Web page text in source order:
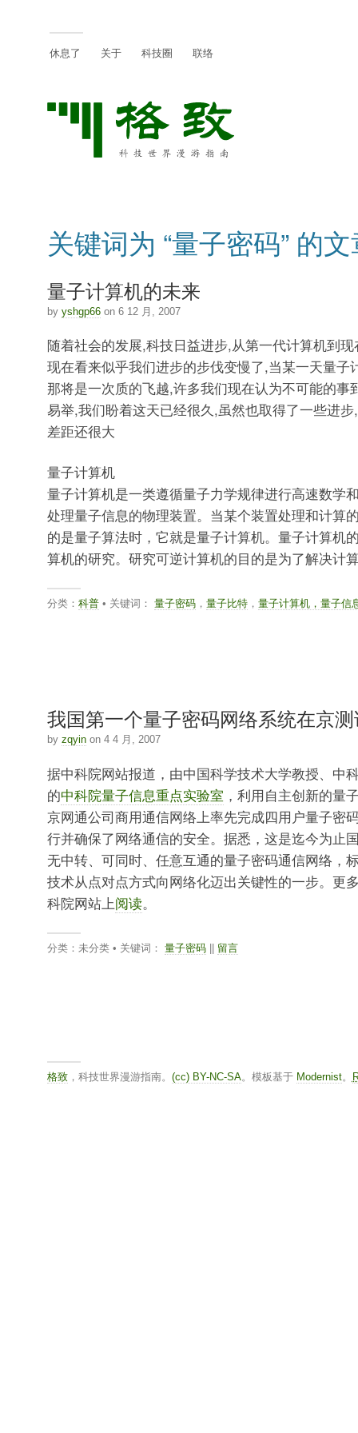
休息了 关于 科技圈 联络
关键词为 “量子密码” 的
量子计算机的未来
by yshgp66on 6 12 月, 2007
随着社会的发展,科技日益进步,从第一代计算机到
现在看来似乎我们进步的步伐变慢了,当某一天量子
那将是一次质的飞越,许多我们现在认为不可能的事
易举,我们盼着这天已经很久,虽然也取得了一些进
差距还很大
量子计算机
量子计算机是一类遵循量子力学规律进行高速数学
处理量子信息的物理装置。当某个装置处理和计算
的是量子算法时，它就是量子计算机。量子计算机
算机的研究。研究可逆计算机的目的是为了解决计
分类： 科普• 关键词： 量子密码， 量子比特， 量子计算机，量子信
我国第一个量子密码网络系统在京
by zqyinon 4 4 月, 2007
据中科院网站报道，由中国科学技术大学教授、中
的中科院量子信息重点实验室 ，利用自主创新的量
京网通公司商用通信网络上率先完成四用户量子密
行并确保了网络通信的安全。据悉，这是迄今为止
无中转、可同时、任意互通的量子密码通信网络，
技术从点对点方式向网络化迈出关键性的一步。更
科院网站上阅读。
分类：未分类 • 关键词： 量子密码|| 留言
格致，科技世界漫游指南。 (cc) BY-NC-SA。模板基于 Modernist。